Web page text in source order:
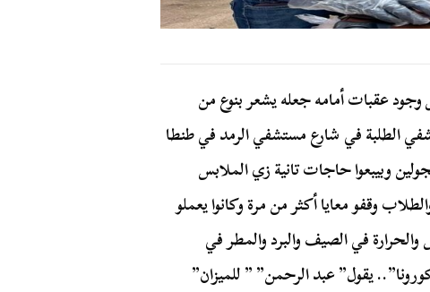
عقبات أمامه جعله يشعر بنوع من
الطلبة في شارع مستشفي الرمد في طنطا
وبيبعوا حاجات تانية زي الملابس
وقفو معايا أكثر من مرة وكانوا يعملو
والحرارة في الصيف والبرد والمطر في
يقول” عبد الرحمن” ” للميزان”